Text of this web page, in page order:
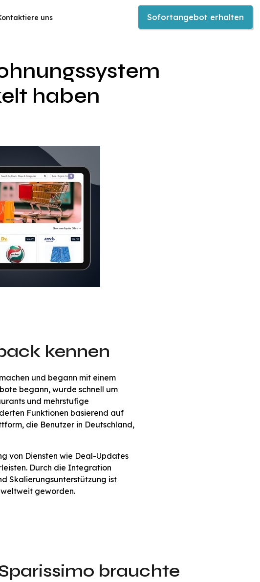
uns Sofortangebot erhalten
haben
kennen
und begann mit einem
begann, wurde schnell um
und mehrstufige
Funktionen basierend auf
die Benutzer in Deutschland,
von Diensten wie Deal-Updates
Durch die Integration
Skalierungsunterstützung ist
geworden.
brauchte